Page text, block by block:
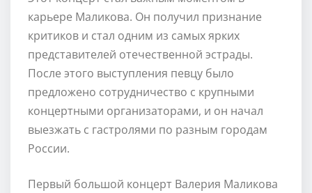
карьере Маликова. Он получил признание
критиков и стал одним из самых ярких
представителей отечественной эстрады.
После этого выступления певцу было
предложено сотрудничество с крупными
концертными организаторами, и он начал
выезжать с гастролями по разным городам
России.
Первый большой концерт Валерия Маликова